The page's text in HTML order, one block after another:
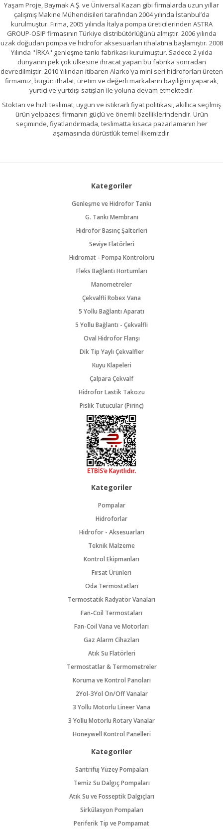
Yaşam Proje, Baymak A.Ş. ve Üniversal Kazan gibi firmalarda uzun yıllar
çalışmış Makine Mühendisileri tarafından 2004 yılında İstanbul’da
kurulmuştur. Firma, 2005 yılında İtalya pompa üreticilerinden ASTRA
GROUP-OSIP firmasının Türkiye distribütörlüğünü almıştır. 2006 yılında
uzak doğudan pompa ve hidrofor aksesuarları ithalatına başlamıştır. 2008
Yılında ''İRKA'' genleşme tankı fabrikası kurulmuştur. Sadece 2 yılda
dünyanın pek çok ülkesine ihracat yapan bu fabrika sonradan
devredilmiştir. 2010 Yılından itibaren Alarko'ya mini seri hidroforları üreten
firmamız, bugün ithalat, üretim ve değerli markaların bayiliğini yaparak,
yurtiçi ve yurtdışı satışları ile yoluna devam etmektedir.
Stoktan ve hızlı teslimat, uygun ve istikrarlı fiyat politikası, akıllıca seçilmiş
ürün yelpazesi firmanın güçlü ve önemli özelliklerindendir. Ürün
seçiminde, fiyatlandırmada, teslimatta kısaca pazarlamanın her
aşamasında dürüstlük temel ilkemizdir.
Kategoriler
Genleşme ve Hidrofor Tankı
G. Tankı Membranı
Hidrofor Basınç Şalterleri
Seviye Flatörleri
Hidromat - Pompa Kontrolörü
Fleks Bağlantı Hortumları
Manometreler
Çekvalfli Robex Vana
5 Yollu Bağlantı Aparatı
5 Yollu Bağlantı - Çekvalfli
Oval Hidrofor Flanşı
Dik Tip Yaylı Çekvalfler
Kuyu Klapeleri
Çalpara Çekvalf
Hidrofor Lastik Takozu
Pislik Tutucular (Pirinç)
Kategoriler
Pompalar
Hidroforlar
Hidrofor - Aksesuarları
Teknik Malzeme
Kontrol Ekipmanları
Fırsat Ürünleri
Oda Termostatları
Termostatik Radyatör Vanaları
Fan-Coil Termostaları
Fan-Coil Vana ve Motorları
Gaz Alarm Cihazları
Atık Su Flatörleri
Termostatlar & Termometreler
Koruma ve Kontrol Panoları
2Yol-3Yol On/Off Vanalar
3 Yollu Motorlu Lineer Vana
3 Yollu Motorlu Rotary Vanalar
Honeywell Kontrol Panelleri
Kategoriler
Santrifüj Yüzey Pompaları
Temiz Su Dalgıç Pompaları
Atık Su ve Fosseptik Dalgıçları
Sirkülasyon Pompaları
Periferik Tip ve Pompamat